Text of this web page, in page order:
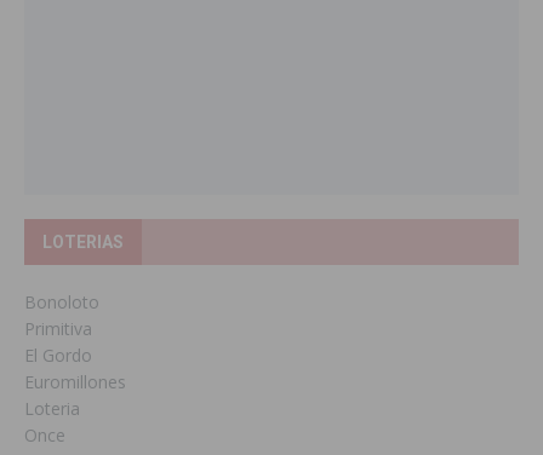
LOTERIAS
Bonoloto
Primitiva
El Gordo
Euromillones
Loteria
Once